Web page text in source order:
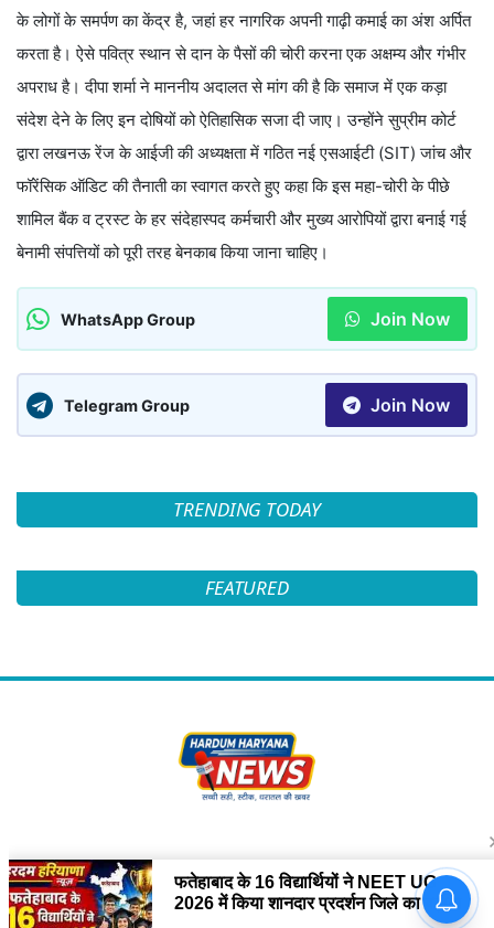
के लोगों के समर्पण का केंद्र है, जहां हर नागरिक अपनी गाढ़ी कमाई का अंश अर्पित
करता है। ऐसे पवित्र स्थान से दान के पैसों की चोरी करना एक अक्षम्य और गंभीर
अपराध है। दीपा शर्मा ने माननीय अदालत से मांग की है कि समाज में एक कड़ा
संदेश देने के लिए इन दोषियों को ऐतिहासिक सजा दी जाए। उन्होंने सुप्रीम कोर्ट
द्वारा लखनऊ रेंज के आईजी की अध्यक्षता में गठित नई एसआईटी (SIT) जांच और
फॉरेंसिक ऑडिट की तैनाती का स्वागत करते हुए कहा कि इस महा-चोरी के पीछे
शामिल बैंक व ट्रस्ट के हर संदेहास्पद कर्मचारी और मुख्य आरोपियों द्वारा बनाई गई
बेनामी संपत्तियों को पूरी तरह बेनकाब किया जाना चाहिए।
WhatsApp Group Join Now
Telegram Group Join Now
TRENDING TODAY
FEATURED
Follow Us
फतेहाबाद के 16 विद्यार्थियों ने NEET
UG 2026 में किया शानदार प्रदर्शन